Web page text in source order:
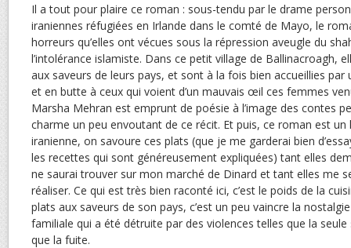
Il a tout pour plaire ce roman : sous-tendu par le drame
iraniennes réfugiées en Irlande dans le comté de Mayo, le
horreurs qu’elles ont vécues sous la répression aveugle du
l’intolérance islamiste. Dans ce petit village de Ballinacroagh,
aux saveurs de leurs pays, et sont à la fois bien accueillies
et en butte à ceux qui voient d’un mauvais œil ces femmes
Marsha Mehran est emprunt de poésie à l’image des contes
charme un peu envoutant de ce récit. Et puis, ce roman est un
iranienne, on savoure ces plats (que je me garderai bien
les recettes qui sont généreusement expliquées) tant elles
ne saurai trouver sur mon marché de Dinard et tant elles me
réaliser. Ce qui est très bien raconté ici, c’est le poids de la
plats aux saveurs de son pays, c’est un peu vaincre la
familiale qui a été détruite par des violences telles que la
que la fuite.